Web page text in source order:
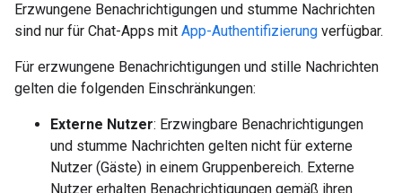
Erzwungene Benachrichtigungen und stumme Nachrichten
sind nur für Chat-Apps mit App-Authentifizierung verfügbar.
Für erzwungene Benachrichtigungen und stille Nachrichten
gelten die folgenden Einschränkungen:
Externe Nutzer: Erzwingbare Benachrichtigungen
und stumme Nachrichten gelten nicht für externe
Nutzer (Gäste) in einem Gruppenbereich. Externe
Nutzer erhalten Benachrichtigungen gemäß ihren